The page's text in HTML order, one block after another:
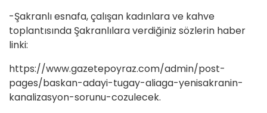
-Şakranlı esnafa, çalışan kadınlara ve kahve
toplantısında Şakranlılara verdiğiniz sözlerin haber
linki:
https://www.gazetepoyraz.com/admin/post-
pages/baskan-adayi-tugay-aliaga-yenisakranin-
kanalizasyon-sorunu-cozulecek.